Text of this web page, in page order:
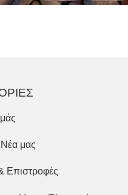
Νέα μας
Επιστροφές